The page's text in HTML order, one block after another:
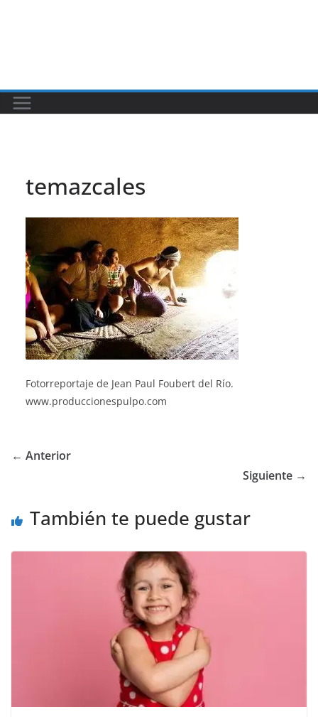
temazcales
Fotorreportaje de Jean Paul Foubert del Río.
www.produccionespulpo.com
← Anterior
Siguiente →
También te puede gustar